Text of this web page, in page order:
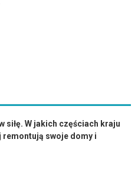
siłę. W jakich częściach kraju
remontują swoje domy i